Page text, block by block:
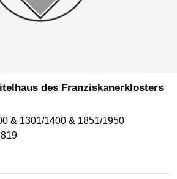
des Franziskanerklosters
& 1301/1400 & 1851/1950